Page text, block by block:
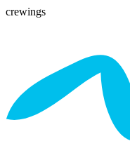
crewings